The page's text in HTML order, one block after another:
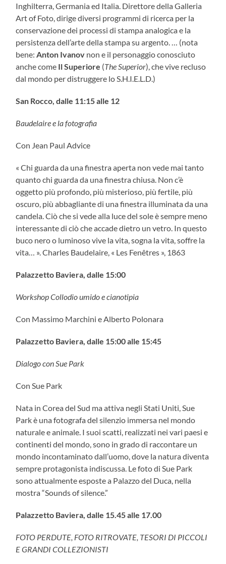
Inghilterra, Germania ed Italia. Direttore della Galleria
Art of Foto, dirige diversi programmi di ricerca per la
conservazione dei processi di stampa analogica e la
persistenza dell’arte della stampa su argento. … (nota
bene: Anton Ivanov non e il personaggio conosciuto
anche come Il Superiore (The Superior), che vive recluso
dal mondo per distruggere lo S.H.I.E.L.D.)
San Rocco, dalle 11:15 alle 12
Baudelaire e la fotografia
Con Jean Paul Advice
« Chi guarda da una finestra aperta non vede mai tanto
quanto chi guarda da una finestra chiusa. Non c’è
oggetto più profondo, più misterioso, più fertile, più
oscuro, più abbagliante di una finestra illuminata da una
candela. Ciò che si vede alla luce del sole è sempre meno
interessante di ciò che accade dietro un vetro. In questo
buco nero o luminoso vive la vita, sogna la vita, soffre la
vita… ». Charles Baudelaire, « Les Fenêtres », 1863
Palazzetto Baviera, dalle 15:00
Workshop Collodio umido e cianotipia
Con Massimo Marchini e Alberto Polonara
Palazzetto Baviera, dalle 15:00 alle 15:45
Dialogo con Sue Park
Con Sue Park
Nata in Corea del Sud ma attiva negli Stati Uniti, Sue
Park è una fotografa del silenzio immersa nel mondo
naturale e animale. I suoi scatti, realizzati nei vari paesi e
continenti del mondo, sono in grado di raccontare un
mondo incontaminato dall’uomo, dove la natura diventa
sempre protagonista indiscussa. Le foto di Sue Park
sono attualmente esposte a Palazzo del Duca, nella
mostra “Sounds of silence.”
Palazzetto Baviera, dalle 15.45 alle 17.00
FOTO PERDUTE, FOTO RITROVATE, TESORI DI PICCOLI
E GRANDI COLLEZIONISTI